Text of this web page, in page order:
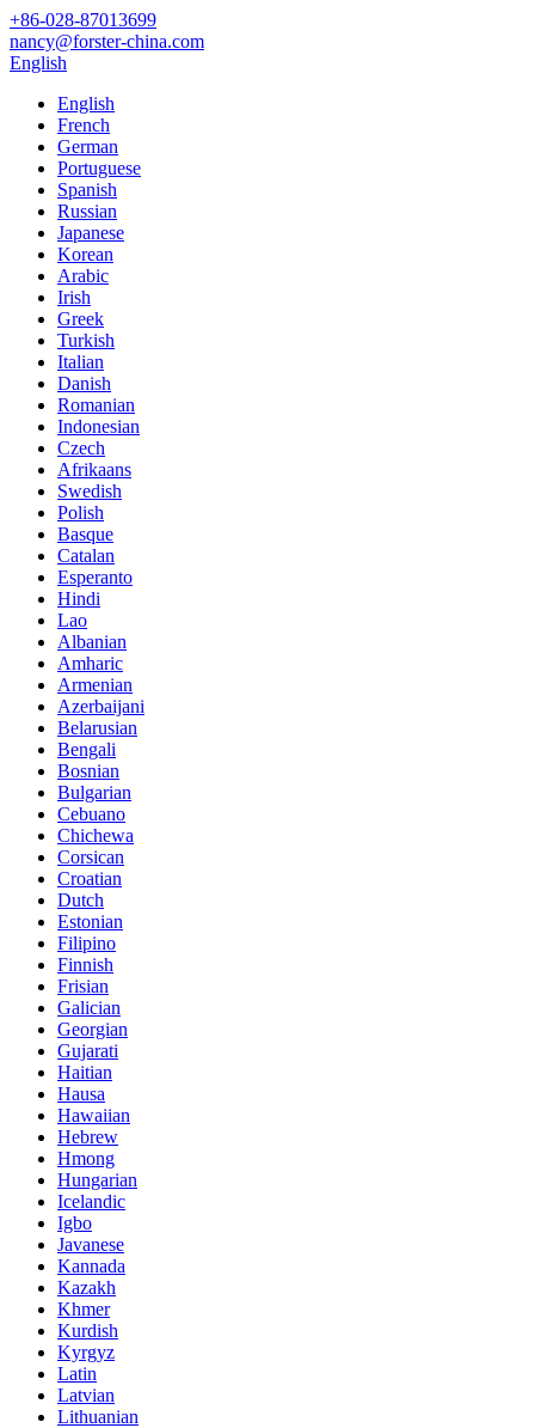
+86-028-87013699
nancy@forster-china.com
English
English
French
German
Portuguese
Spanish
Russian
Japanese
Korean
Arabic
Irish
Greek
Turkish
Italian
Danish
Romanian
Indonesian
Czech
Afrikaans
Swedish
Polish
Basque
Catalan
Esperanto
Hindi
Lao
Albanian
Amharic
Armenian
Azerbaijani
Belarusian
Bengali
Bosnian
Bulgarian
Cebuano
Chichewa
Corsican
Croatian
Dutch
Estonian
Filipino
Finnish
Frisian
Galician
Georgian
Gujarati
Haitian
Hausa
Hawaiian
Hebrew
Hmong
Hungarian
Icelandic
Igbo
Javanese
Kannada
Kazakh
Khmer
Kurdish
Kyrgyz
Latin
Latvian
Lithuanian